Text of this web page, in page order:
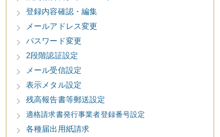
登録内容確認・編集
メールアドレス変更
パスワード変更
2段階認証設定
メール受信設定
表示メタル設定
残高報告書等郵送設定
適格請求書発行事業者登録番号設定
各種届出用紙請求